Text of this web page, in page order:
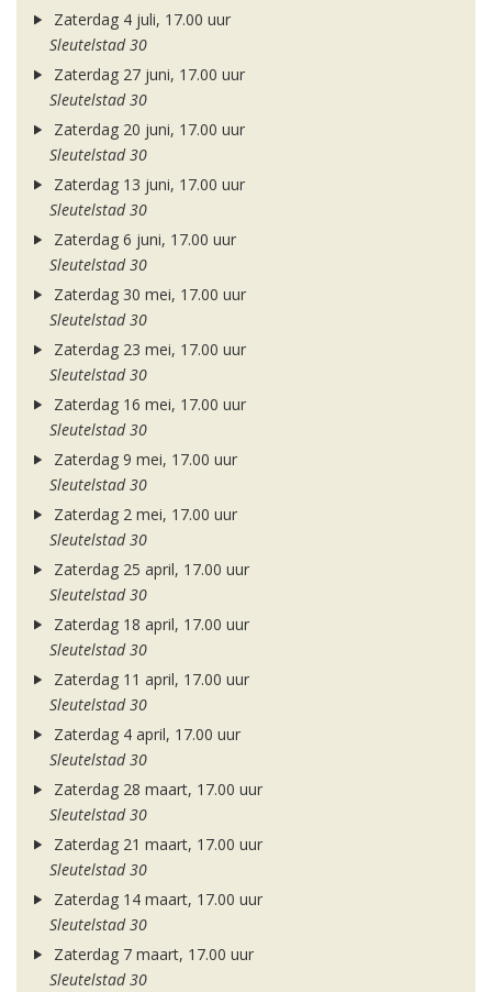
Zaterdag 4 juli, 17.00 uur
Sleutelstad 30
Zaterdag 27 juni, 17.00 uur
Sleutelstad 30
Zaterdag 20 juni, 17.00 uur
Sleutelstad 30
Zaterdag 13 juni, 17.00 uur
Sleutelstad 30
Zaterdag 6 juni, 17.00 uur
Sleutelstad 30
Zaterdag 30 mei, 17.00 uur
Sleutelstad 30
Zaterdag 23 mei, 17.00 uur
Sleutelstad 30
Zaterdag 16 mei, 17.00 uur
Sleutelstad 30
Zaterdag 9 mei, 17.00 uur
Sleutelstad 30
Zaterdag 2 mei, 17.00 uur
Sleutelstad 30
Zaterdag 25 april, 17.00 uur
Sleutelstad 30
Zaterdag 18 april, 17.00 uur
Sleutelstad 30
Zaterdag 11 april, 17.00 uur
Sleutelstad 30
Zaterdag 4 april, 17.00 uur
Sleutelstad 30
Zaterdag 28 maart, 17.00 uur
Sleutelstad 30
Zaterdag 21 maart, 17.00 uur
Sleutelstad 30
Zaterdag 14 maart, 17.00 uur
Sleutelstad 30
Zaterdag 7 maart, 17.00 uur
Sleutelstad 30